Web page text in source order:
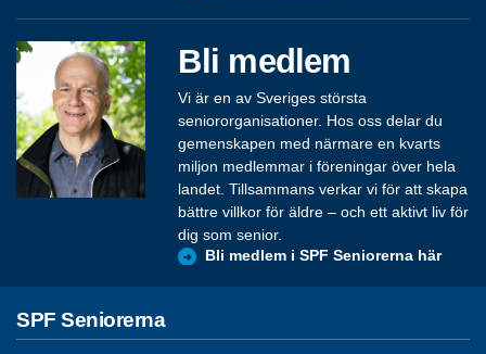
Bli medlem
Vi är en av Sveriges största
seniororganisationer. Hos oss delar du
gemenskapen med närmare en kvarts
miljon medlemmar i föreningar över hela
landet. Tillsammans verkar vi för att skapa
bättre villkor för äldre – och ett aktivt liv för
dig som senior.
Bli medlem i SPF Seniorerna här
SPF Seniorerna